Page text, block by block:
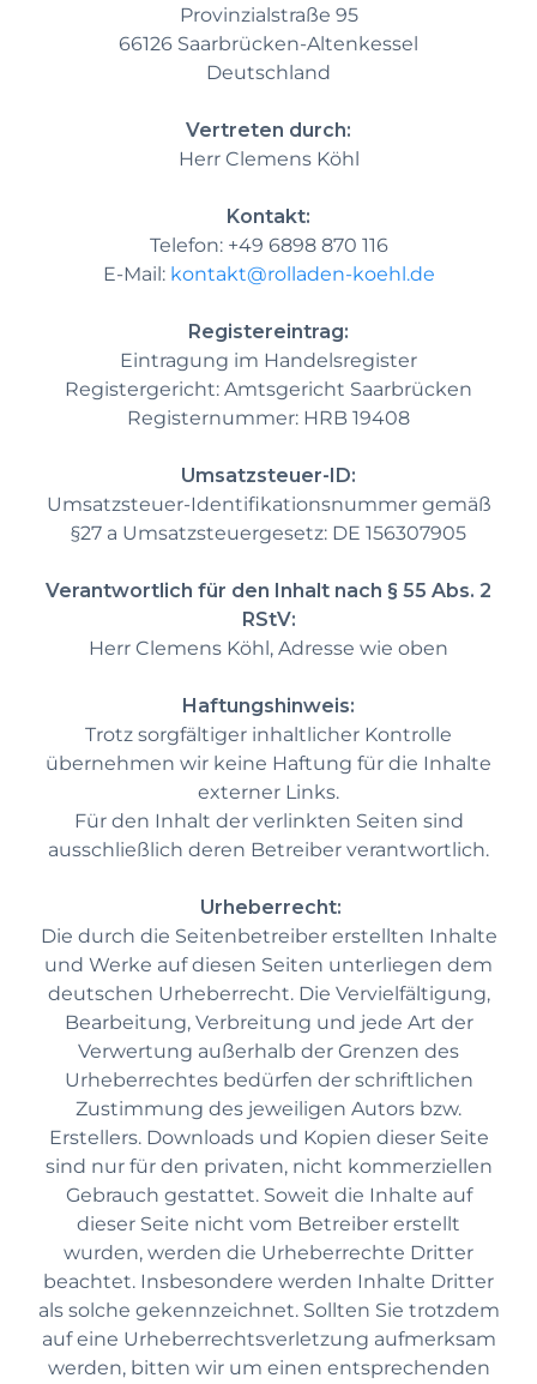
Provinzialstraße 95
66126 Saarbrücken-Altenkessel
Deutschland
Vertreten durch:
Herr Clemens Köhl
Kontakt:
Telefon: +49 6898 870 116
E-Mail: kontakt@rolladen-koehl.de
Registereintrag:
Eintragung im Handelsregister
Registergericht: Amtsgericht Saarbrücken
Registernummer: HRB 19408
Umsatzsteuer-ID:
Umsatzsteuer-Identifikationsnummer gemäß
§27 a Umsatzsteuergesetz: DE 156307905
Verantwortlich für den Inhalt nach § 55 Abs. 2
RStV:
Herr Clemens Köhl, Adresse wie oben
Haftungshinweis:
Trotz sorgfältiger inhaltlicher Kontrolle
übernehmen wir keine Haftung für die Inhalte
externer Links.
Für den Inhalt der verlinkten Seiten sind
ausschließlich deren Betreiber verantwortlich.
Urheberrecht:
Die durch die Seitenbetreiber erstellten Inhalte
und Werke auf diesen Seiten unterliegen dem
deutschen Urheberrecht. Die Vervielfältigung,
Bearbeitung, Verbreitung und jede Art der
Verwertung außerhalb der Grenzen des
Urheberrechtes bedürfen der schriftlichen
Zustimmung des jeweiligen Autors bzw.
Erstellers. Downloads und Kopien dieser Seite
sind nur für den privaten, nicht kommerziellen
Gebrauch gestattet. Soweit die Inhalte auf
dieser Seite nicht vom Betreiber erstellt
wurden, werden die Urheberrechte Dritter
beachtet. Insbesondere werden Inhalte Dritter
als solche gekennzeichnet. Sollten Sie trotzdem
auf eine Urheberrechtsverletzung aufmerksam
werden, bitten wir um einen entsprechenden